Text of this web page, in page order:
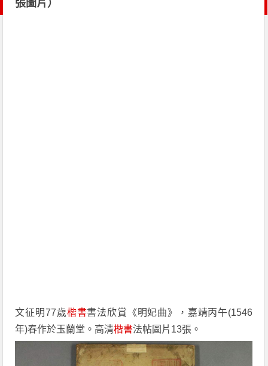
張圖片）
文征明77歲楷書書法欣賞《明妃曲》，嘉靖丙午(1546
年)春作於玉蘭堂。高清楷書法帖圖片13張。